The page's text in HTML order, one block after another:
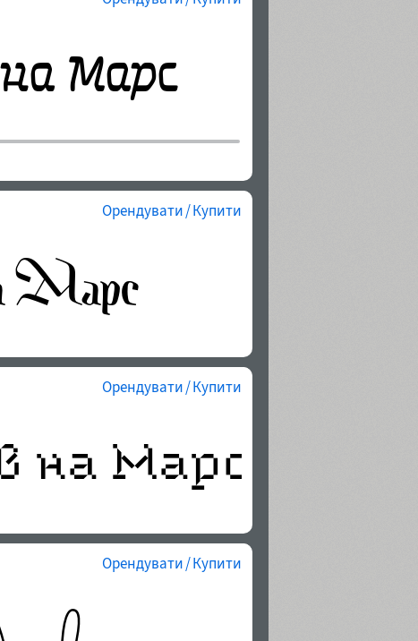
Орендувати / Купити
Орендувати / Купити
Орендувати / Купити